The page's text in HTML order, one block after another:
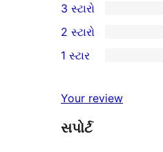
સ્ટાર
સમીક્ષાઓ
4-
સ્ટાર
સમીક્ષાઓ
1
3-
સ્ટાર
3 સ્ટારો
2-
સમીક્ષાઓ
2 સ્ટારો
સ્ટાર
સમીક્ષાઓ
1 સ્ટાર
Your review
સપોર્ટ